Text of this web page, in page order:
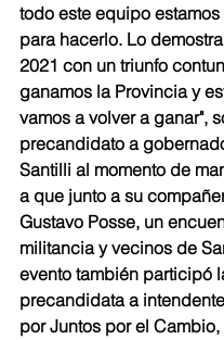
todo este equipo
para hacerlo. Lo
2021 con un triunfo
ganamos la Provincia y
vamos a volver a ganar",
precandidato a
Santilli al momento de
a que junto a su
Gustavo Posse, un
militancia y vecinos de
evento también participó
precandidata a
por Juntos por el